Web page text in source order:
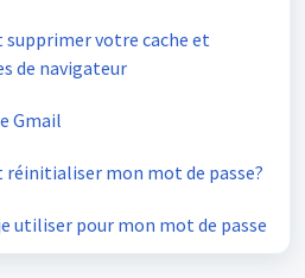
supprimer votre cache et
de navigateur
Gmail
réinitialiser mon mot de passe?
utiliser pour mon mot de passe